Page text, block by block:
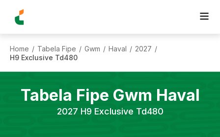
Home / Tabela Fipe / Gwm / Haval / 2027 /
H9 Exclusive Td480
Tabela Fipe Gwm Haval
2027 H9 Exclusive Td480